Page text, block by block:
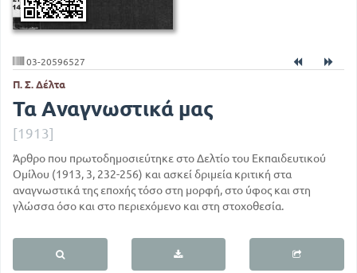
03-20596527
Π. Σ. Δέλτα
Τα Αναγνωστικά μας
[1913]
Άρθρο που πρωτοδημοσιεύτηκε στο Δελτίο του Εκπαιδευτικού
Ομίλου (1913, 3, 232-256) και ασκεί δριμεία κριτική στα
αναγνωστικά της εποχής τόσο στη μορφή, στο ύφος και στη
γλώσσα όσο και στο περιεχόμενο και στη στοχοθεσία.